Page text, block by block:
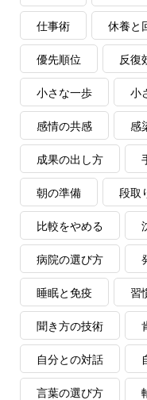
仕事術 休養と
優先順位 反復
小さな一歩 小
感情の共感 感
成果の出し方
朝の準備 段取
比較をやめる
病院の選び方
睡眠と免疫 習
聞き方の技術
自分との対話
言葉の選び方